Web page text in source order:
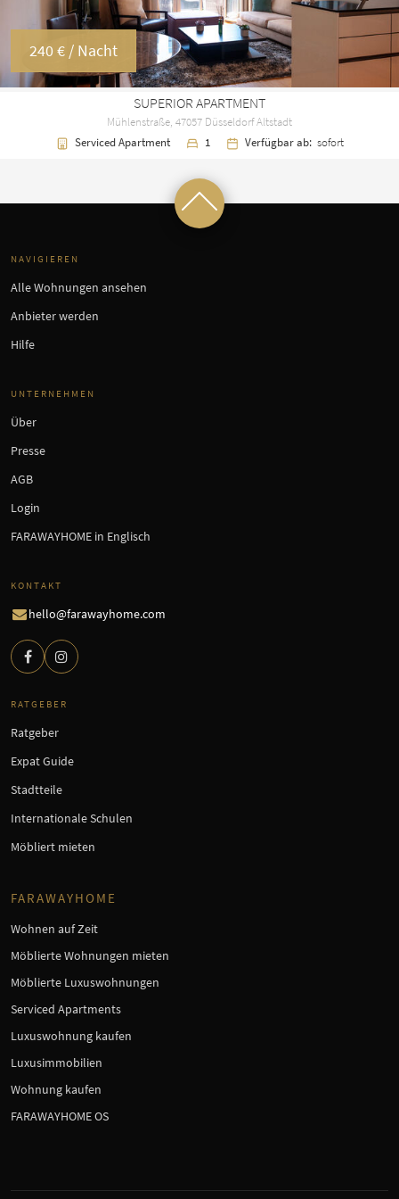
240 € / Nacht
SUPERIOR APARTMENT
Mühlenstraße, 47057 Düsseldorf Altstadt
Serviced Apartment
1 Verfügbar ab: sofort
NAVIGIEREN
Alle Wohnungen ansehen
Anbieter werden
Hilfe
UNTERNEHMEN
Über
Presse
AGB
Login
FARAWAYHOME in Englisch
KONTAKT
hello@farawayhome.com
RATGEBER
Ratgeber
Expat Guide
Stadtteile
Internationale Schulen
Möbliert mieten
FARAWAYHOME
Wohnen auf Zeit
Möblierte Wohnungen mieten
Möblierte Luxuswohnungen
Serviced Apartments
Luxuswohnung kaufen
Luxusimmobilien
Wohnung kaufen
FARAWAYHOME OS